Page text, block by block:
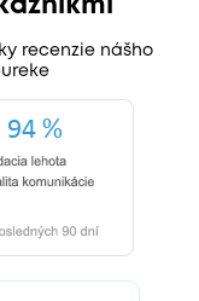
recenzie nášho